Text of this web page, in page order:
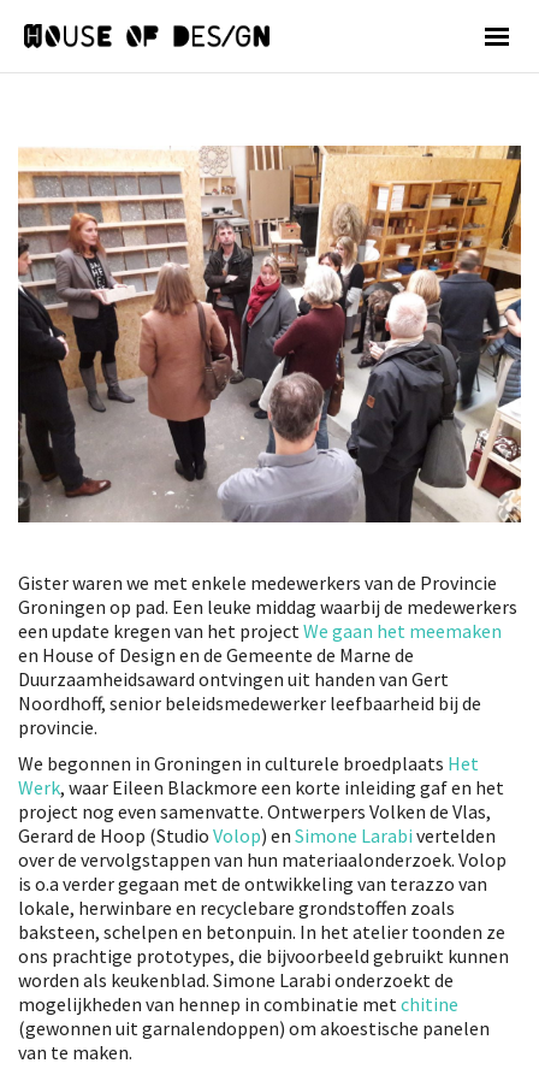
Gister waren we met enkele medewerkers van de Provincie
Groningen op pad. Een leuke middag waarbij de medewerkers
een update kregen van het projectWe gaan het meemaken
en House of Design en de Gemeente de Marne de
Duurzaamheidsaward ontvingen uit handen van Gert
Noordhoff, senior beleidsmedewerker leefbaarheid bij de
provincie.
We begonnen in Groningen in culturele broedplaats Het
Werk, waar Eileen Blackmore een korte inleiding gaf en het
project nog even samenvatte. Ontwerpers Volken de Vlas,
Gerard de Hoop (Studio Volop) en Simone Larabi vertelden
over de vervolgstappen van hun materiaalonderzoek. Volop
is o.a verder gegaan met de ontwikkeling van terazzo van
lokale, herwinbare en recyclebare grondstoffen zoals
baksteen, schelpen en betonpuin. In het atelier toonden ze
ons prachtige prototypes, die bijvoorbeeld gebruikt kunnen
worden als keukenblad. Simone Larabi onderzoekt de
mogelijkheden van hennep in combinatie metchitine
(gewonnen uit garnalendoppen) om akoestische panelen
van te maken.